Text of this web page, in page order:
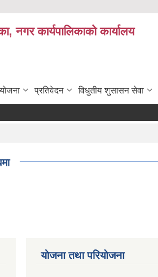
नगर कार्यपालिकाको कार्यालय
प्रतिवेदन विधुतीय शुसासन सेवा
योजना तथा परियोजना